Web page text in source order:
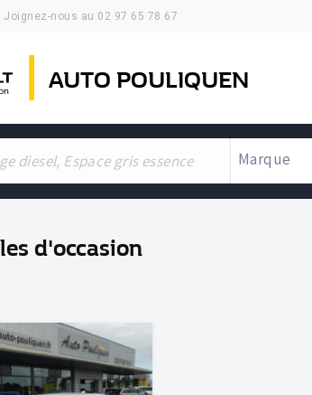
Joignez-nous au 02 97 65 78 67
AUTO POULIQUEN
Marque
d'occasion